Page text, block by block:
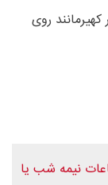
روی
نیمه شب یا